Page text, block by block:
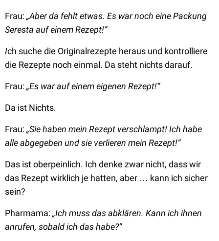
Frau:„Aber da fehlt etwas. Es war noch eine Packung
Seresta auf einem Rezept!“
Ich suche die Originalrezepte heraus und kontrolliere
die Rezepte noch einmal. Da steht nichts darauf.
Frau:„Es war auf einem eigenen Rezept!“
Da ist Nichts.
Frau:„Sie haben mein Rezept verschlampt! Ich habe
alle abgegeben und sie verlieren mein Rezept!“
Das ist oberpeinlich. Ich denke zwar nicht, dass wir
das Rezept wirklich je hatten, aber … kann ich sicher
sein?
Pharmama:„Ich muss das abklären. Kann ich ihnen
anrufen, sobald ich das habe?“